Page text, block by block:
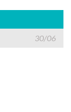
30/06